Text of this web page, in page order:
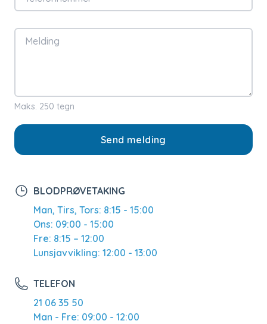
Melding
Maks. 250 tegn
Send melding
BLODPRØVETAKING
Man, Tirs, Tors: 8:15 - 15:00
Ons: 09:00 - 15:00
Fre: 8:15 – 12:00
Lunsjavvikling: 12:00 - 13:00
TELEFON
21 06 35 50
Man - Fre: 09:00 - 12:00